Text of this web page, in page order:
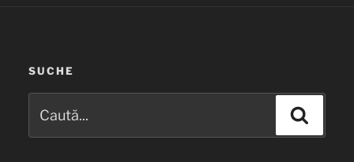
SUCHE